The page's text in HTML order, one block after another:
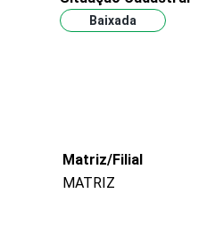
Baixada
Matriz/Filial
MATRIZ